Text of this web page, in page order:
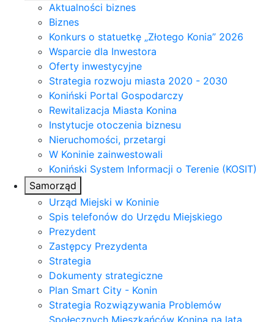
Aktualności biznes
Biznes
Konkurs o statuetkę „Złotego Konia” 2026
Wsparcie dla Inwestora
Oferty inwestycyjne
Strategia rozwoju miasta 2020 - 2030
Koniński Portal Gospodarczy
Rewitalizacja Miasta Konina
Instytucje otoczenia biznesu
Nieruchomości, przetargi
W Koninie zainwestowali
Koniński System Informacji o Terenie (KOSIT)
Samorząd
Urząd Miejski w Koninie
Spis telefonów do Urzędu Miejskiego
Prezydent
Zastępcy Prezydenta
Strategia
Dokumenty strategiczne
Plan Smart City - Konin
Strategia Rozwiązywania Problemów
Społecznych Mieszkańców Konina na lata